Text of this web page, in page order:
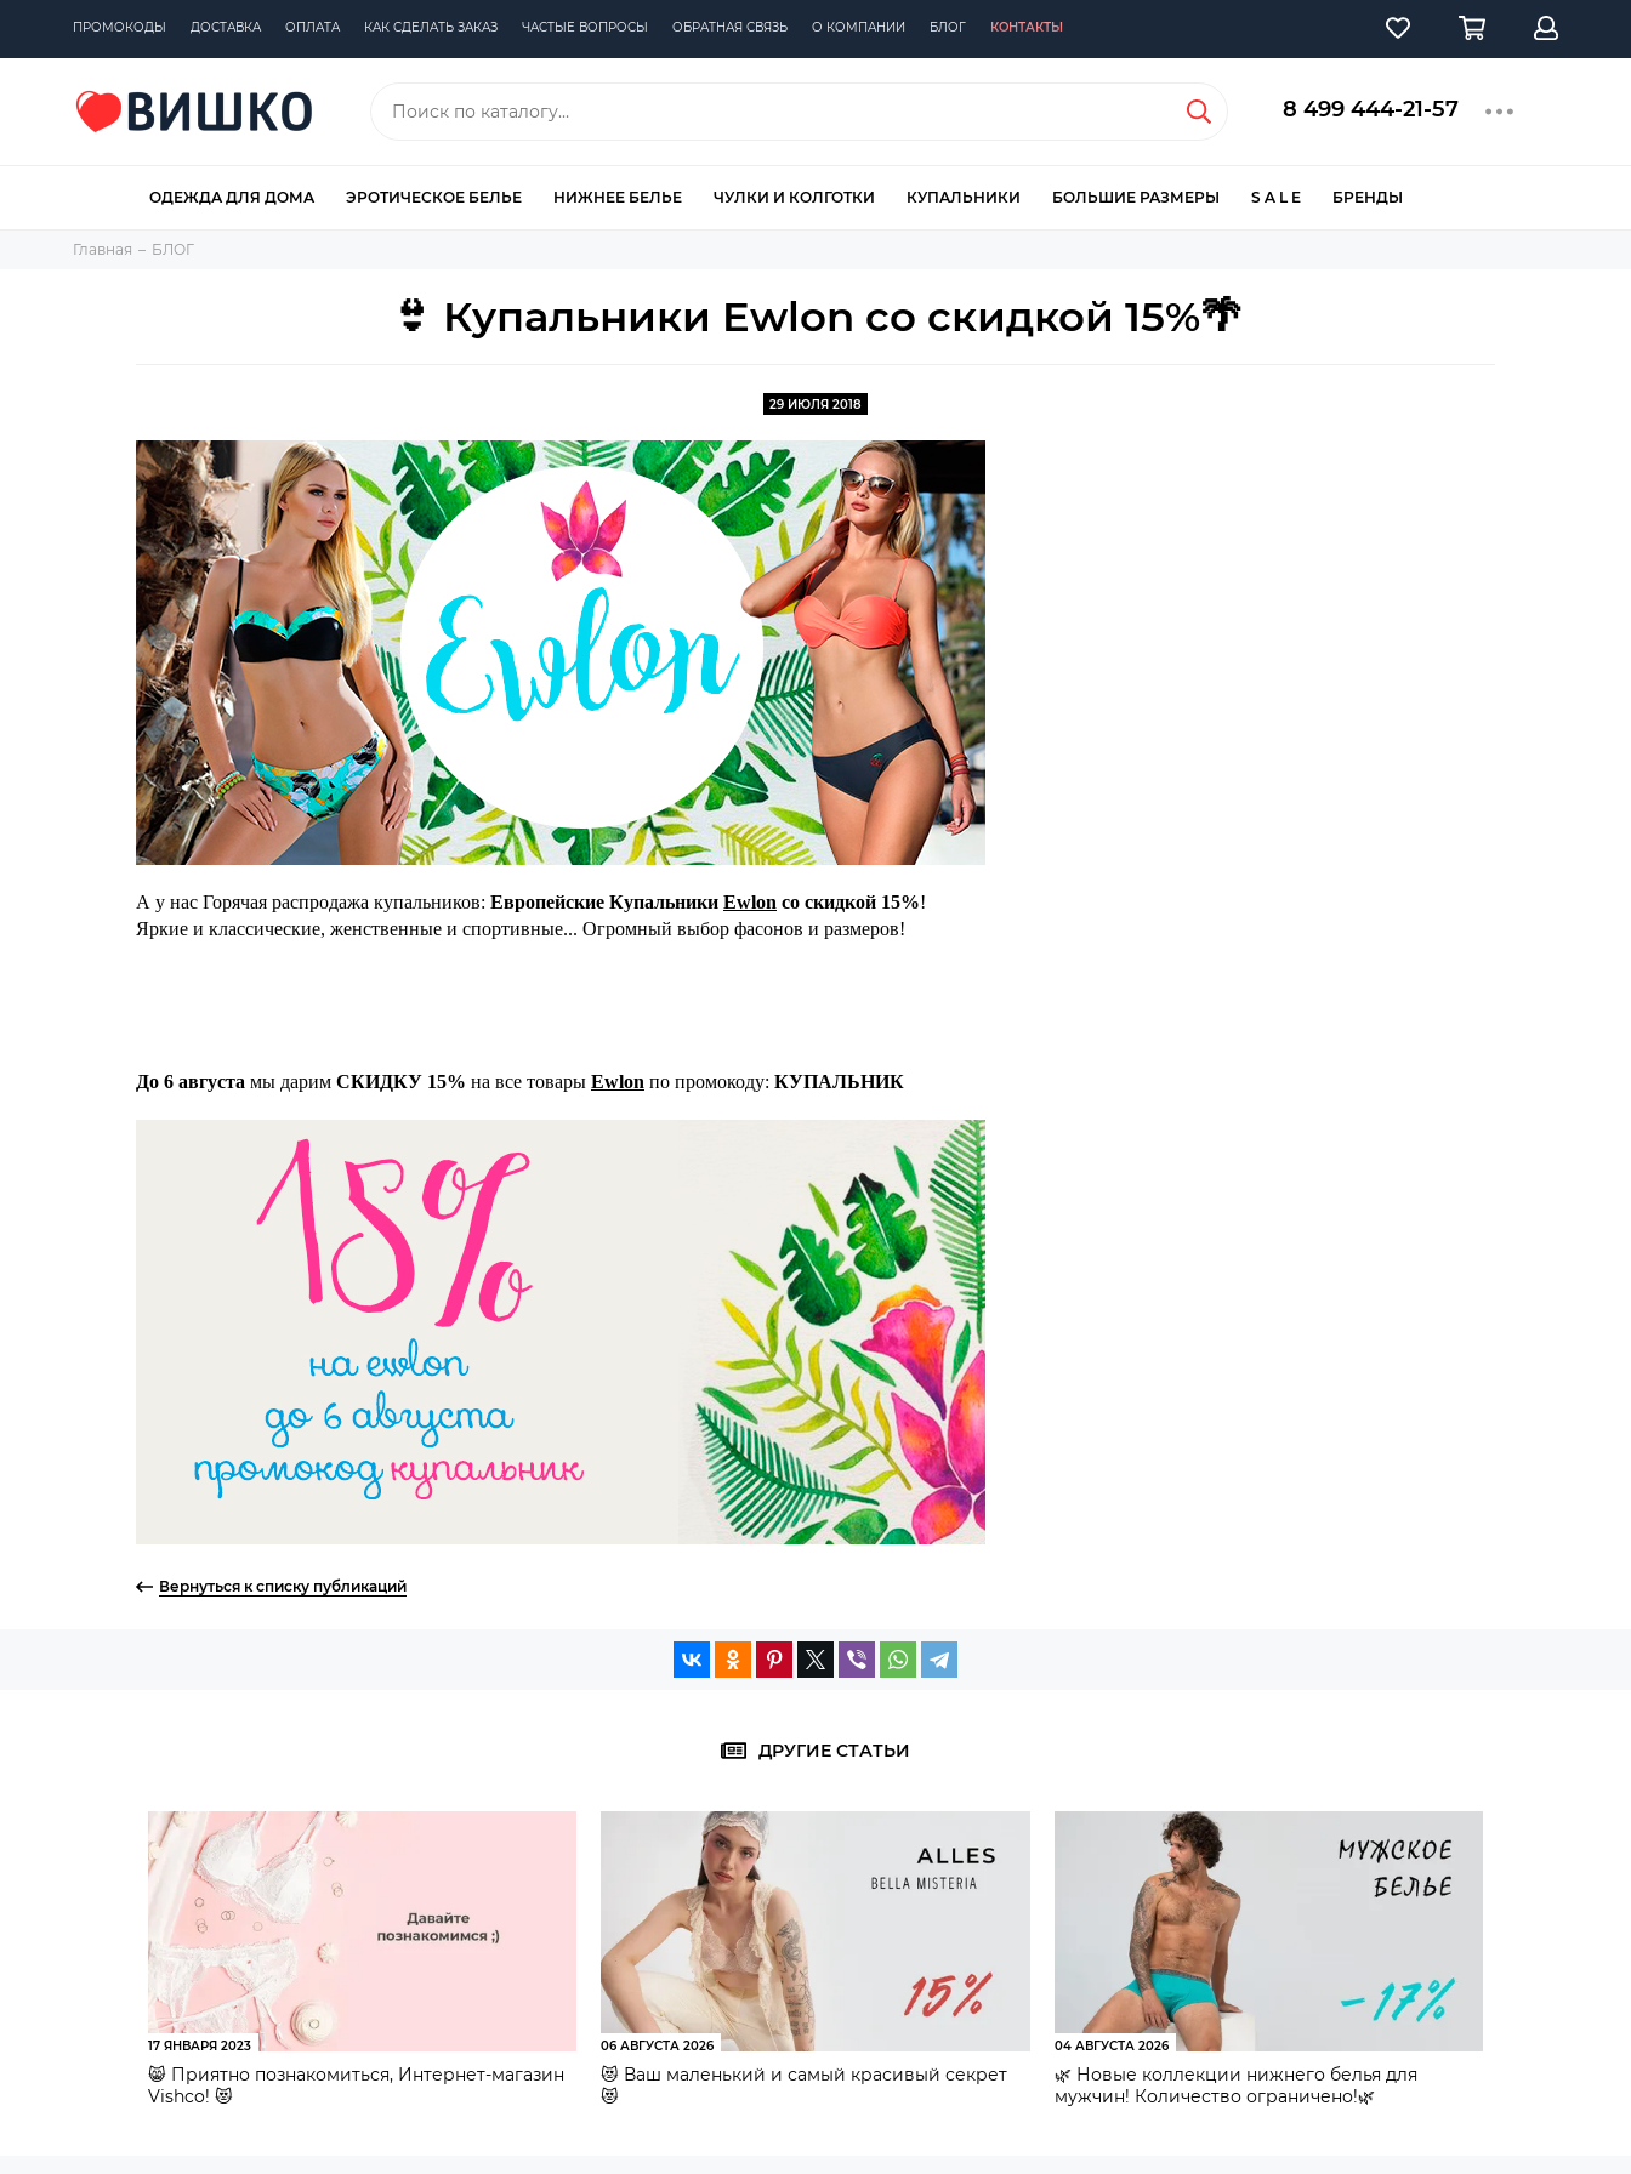
ПРОМОКОДЫ ДОСТАВКА ОПЛАТА КАК СДЕЛАТЬ ЗАКАЗ ЧАСТЫЕ ВОПРОСЫ ОБРАТНАЯ СВЯЗЬ О КОМПАНИИ БЛОГ КОНТАКТЫ
8 499 444-21-57
ОДЕЖДА ДЛЯ ДОМА ЭРОТИЧЕСКОЕ БЕЛЬЕ НИЖНЕЕ БЕЛЬЕ ЧУЛКИ И КОЛГОТКИ КУПАЛЬНИКИ БОЛЬШИЕ РАЗМЕРЫ S A L E БРЕНДЫ
Главная БЛОГ
👙 Купальники Ewlon со скидкой 15%🌴
29 ИЮЛЯ 2018
А у нас Горячая распродажа купальников: Европейские Купальники Ewlon со скидкой 15%!
Яркие и классические, женственные и спортивные... Огромный выбор фасонов и размеров!
До 6 августа мы дарим СКИДКУ 15% на все товары Ewlon по промокоду: КУПАЛЬНИК
Вернуться к списку публикаций
ДРУГИЕ СТАТЬИ
17 ЯНВАРЯ 2023
😸 Приятно познакомиться, Интернет-магазин
Vishco! 😻
06 АВГУСТА 2026
😻 Ваш маленький и самый красивый секрет
😻
04 АВГУСТА 2026
🌿 Новые коллекции нижнего белья для
мужчин! Количество ограничено!🌿